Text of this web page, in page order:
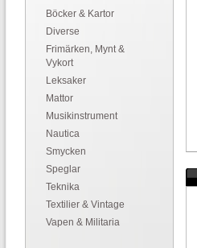
Böcker & Kartor
Diverse
Frimärken, Mynt &
Vykort
Leksaker
Mattor
Musikinstrument
Nautica
Smycken
Speglar
Teknika
Textilier & Vintage
Vapen & Militaria